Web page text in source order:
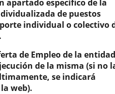
apartado específico de la
de puestos
individual o colectivo
de Empleo de la
de la misma (si no
se indicará
web).